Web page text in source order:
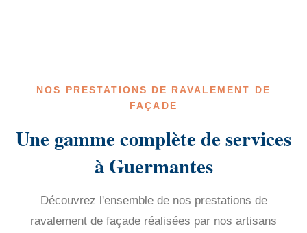
NOS PRESTATIONS DE RAVALEMENT DE
FAÇADE
Une gamme complète de services
à Guermantes
Découvrez l'ensemble de nos prestations de
ravalement de façade réalisées par nos artisans